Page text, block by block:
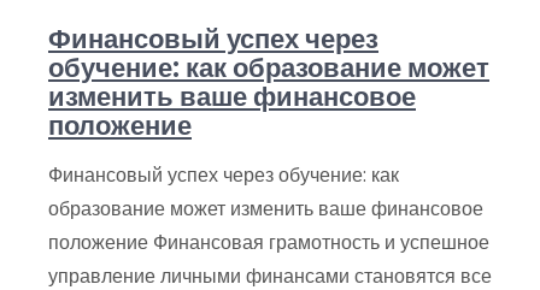
Финансовый успех через
обучение: как образование может
изменить ваше финансовое
положение
Финансовый успех через обучение: как
образование может изменить ваше финансовое
положение Финансовая грамотность и успешное
управление личными финансами становятся все